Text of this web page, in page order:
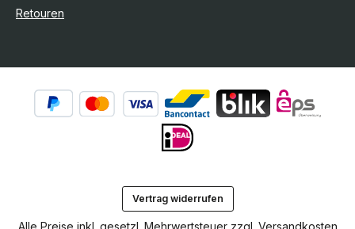
Retouren
Vertrag widerrufen